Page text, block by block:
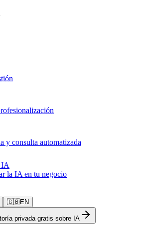
y consulta automatizada
IA
la IA en tu negocio
🇬🇧EN
privada gratis sobre IA